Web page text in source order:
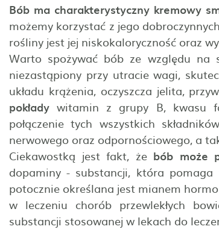
Bób ma charakterystyczny kremowy
możemy korzystać z jego
rośliny jest jej niskokaloryczność oraz
Warto spożywać bób ze względu na
niezastąpiony przy utracie wagi,
układu krążenia, oczyszcza jelita,
pokłady witamin z grupy B, kwasu
połączenie tych wszystkich
nerwowego oraz odpornościowego, a
Ciekawostką jest fakt, że bób może
dopaminy - substancji, która pomaga
potocznie określana jest mianem
w leczeniu chorób przewlekłych
substancji stosowanej w lekach do